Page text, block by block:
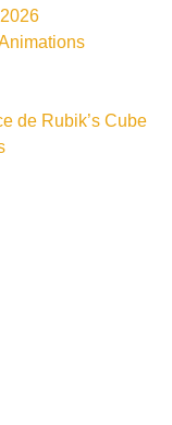
de Rubik’s Cube